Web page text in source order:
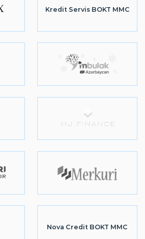
Kredit Servis BOKT MMC
Nova Credit BOKT MMC